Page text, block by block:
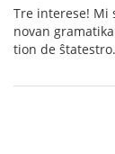
Tre interese! Mi
novan
tion de ŝtatestro.